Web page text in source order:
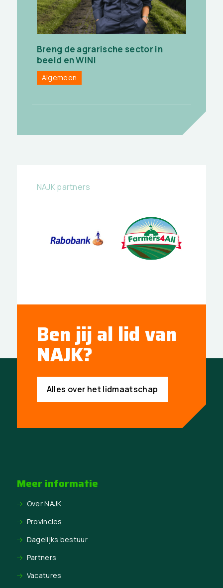
Breng de agrarische sector in
beeld en WIN!
Algemeen
NAJK partners
Ben jij al lid van
NAJK?
Alles over het lidmaatschap
Meer informatie
Over NAJK
Provincies
Dagelijks bestuur
Partners
Vacatures